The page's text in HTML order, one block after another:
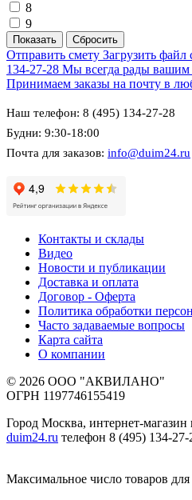
8
9
Отправить смету Загрузить файл
134-27-28 Мы всегда рады вашим
Принимаем заказы на почту в
Наш телефон: 8 (495) 134-27-28
Будни: 9:30-18:00
Почта для заказов: info@duim24.ru
Контакты и склады
Видео
Новости и публикации
Доставка и оплата
Договор - Оферта
Политика обработки
Часто задаваемые вопросы
Карта сайта
О компании
© 2026 ООО "АКВИЛАНО"
ОГРН 1197746155419
Город Москва, интернет-
duim24.ru телефон 8 (495) 134-27-
Максимальное число товаров для